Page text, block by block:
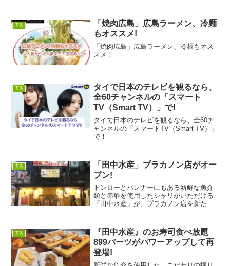
かしい雰囲気ですが、隅々まで清潔感に
あふれています。お店に...
広告
「焼肉広島」広島ラーメン、冷麺
もオススメ!
「焼肉広島」広島ラーメン、冷麺もオス
スメ！
広告
タイで日本のテレビを観るなら、
全60チャンネルの「スマート
TV（Smart TV）」で!
タイで日本のテレビを観るなら、全60チ
ャンネルの「スマートTV（Smart TV）」
で！
広告
「田中水産」プラカノン店がオー
プン!
トンローとバンナーにもある新鮮な魚介
類と赤酢を使用したシャリがいただける
「田中水産」が、プラカノン店を新たに
な楽しみが増えました。プラカノン店で
は、おつまみも食べられる...
広告
『田中水産』のお寿司食べ放題
899バーツがパワーアップして再
登場!